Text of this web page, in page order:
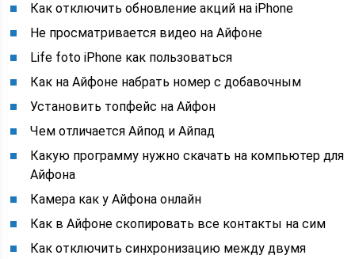
Как отключить обновление акций на iPhone
Не просматривается видео на Айфоне
Life foto iPhone как пользоваться
Как на Айфоне набрать номер с добавочным
Установить топфейс на Айфон
Чем отличается Айпод и Айпад
Какую программу нужно скачать на компьютер для
Айфона
Камера как у Айфона онлайн
Как в Айфоне скопировать все контакты на сим
Как отключить синхронизацию между двумя